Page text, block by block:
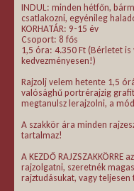
INDUL: minden hétfőn,
csatlakozni, egyénileg
KORHATÁR: 9-15 év
Csoport: 8 fős
1,5 óra: 4.350 Ft (Bérletet is
kedvezményesen!)
Rajzolj velem hetente 1,5
valósághű portrérajzig
megtanulsz lerajzolni, a
A szakkör ára minden
tartalmaz!
A KEZDŐ
rajzolgatni, szeretnék
rajztudásukat, vagy